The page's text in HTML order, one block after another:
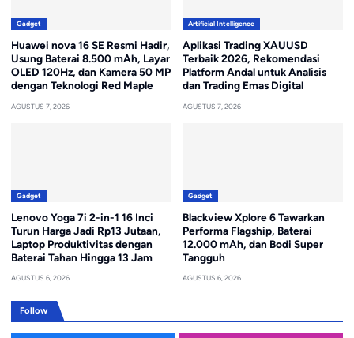
Gadget
Huawei nova 16 SE Resmi Hadir,
Usung Baterai 8.500 mAh, Layar
OLED 120Hz, dan Kamera 50 MP
dengan Teknologi Red Maple
AGUSTUS 7, 2026
Artificial Intelligence
Aplikasi Trading XAUUSD
Terbaik 2026, Rekomendasi
Platform Andal untuk Analisis
dan Trading Emas Digital
AGUSTUS 7, 2026
Gadget
Lenovo Yoga 7i 2-in-1 16 Inci
Turun Harga Jadi Rp13 Jutaan,
Laptop Produktivitas dengan
Baterai Tahan Hingga 13 Jam
AGUSTUS 6, 2026
Gadget
Blackview Xplore 6 Tawarkan
Performa Flagship, Baterai
12.000 mAh, dan Bodi Super
Tangguh
AGUSTUS 6, 2026
Follow